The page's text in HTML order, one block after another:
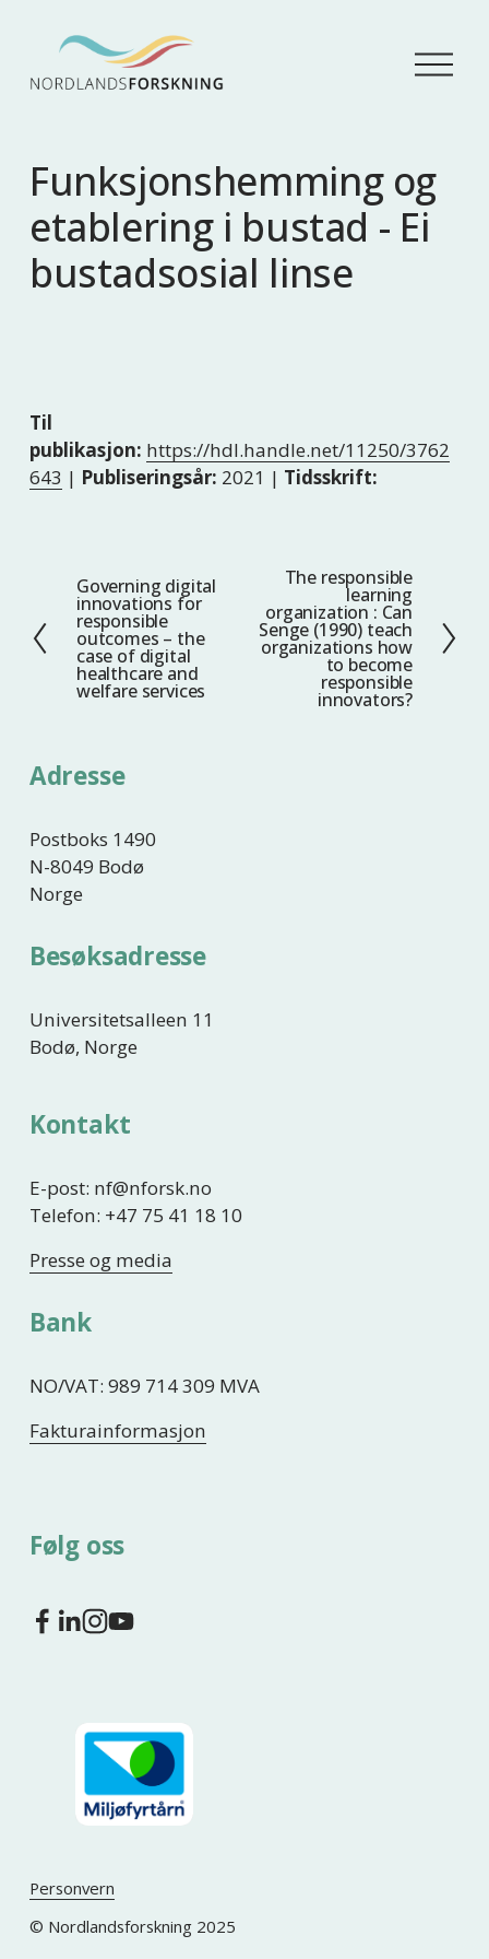
Å
p
e
n
Funksjonshemming og
etablering i bustad - Ei
bustadsosial linse
Til
publikasjon: https://hdl.handle.net/11250/3762
643 | Publiseringsår: 2021 | Tidsskrift:
F
o
r
r
i
Governing digital
innovations for
responsible
outcomes – the
case of digital
healthcare and
welfare services
The responsible
learning
organization : Can
Senge (1990) teach
organizations how
to become
responsible
innovators?
Adresse
Postboks 1490
N-8049 Bodø
Norge
Besøksadresse
Universitetsalleen 11
Bodø, Norge
Kontakt
E-post: nf@nforsk.no
Telefon: +47 75 41 18 10
Presse og media
Bank
NO/VAT: 989 714 309 MVA
Fakturainformasjon
Følg oss
Personvern
© Nordlandsforskning 2025